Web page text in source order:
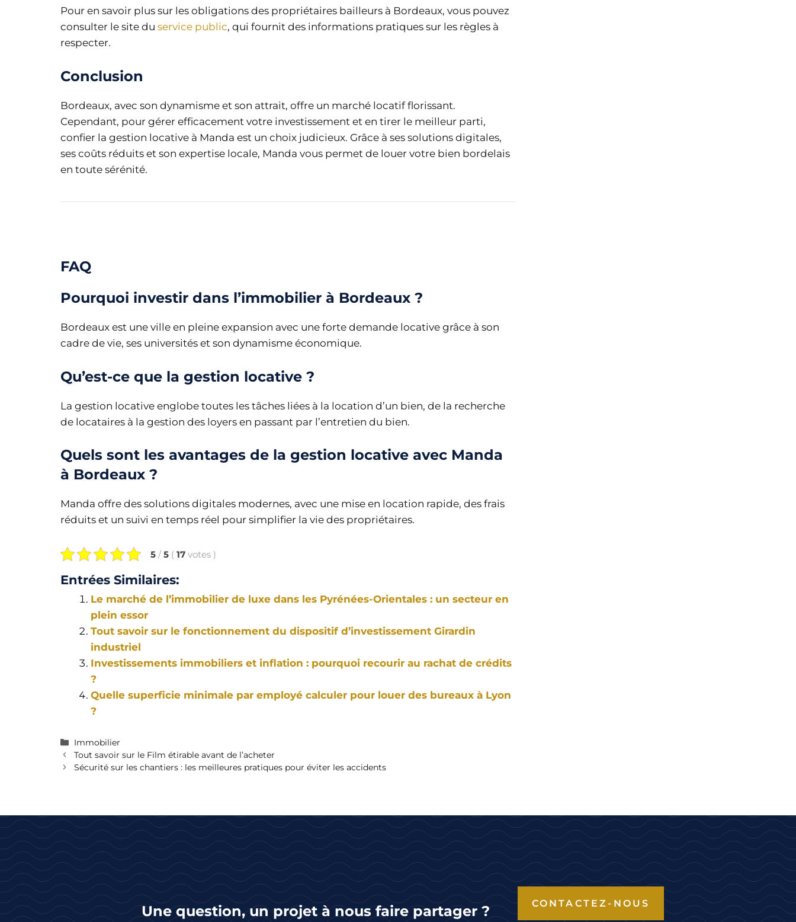
Pour en savoir plus sur les obligations des propriétaires bailleurs à Bordeaux, vous pouvez
consulter le site du service public, qui fournit des informations pratiques sur les règles à
respecter.
Conclusion
Bordeaux, avec son dynamisme et son attrait, offre un marché locatif florissant.
Cependant, pour gérer efficacement votre investissement et en tirer le meilleur parti,
confier la gestion locative à Manda est un choix judicieux. Grâce à ses solutions digitales,
ses coûts réduits et son expertise locale, Manda vous permet de louer votre bien bordelais
en toute sérénité.
FAQ
Pourquoi investir dans l’immobilier à Bordeaux ?
Bordeaux est une ville en pleine expansion avec une forte demande locative grâce à son
cadre de vie, ses universités et son dynamisme économique.
Qu’est-ce que la gestion locative ?
La gestion locative englobe toutes les tâches liées à la location d’un bien, de la recherche
de locataires à la gestion des loyers en passant par l’entretien du bien.
Quels sont les avantages de la gestion locative avec Manda
à Bordeaux ?
Manda offre des solutions digitales modernes, avec une mise en location rapide, des frais
réduits et un suivi en temps réel pour simplifier la vie des propriétaires.
5 / 5 ( 17 votes )
Entrées Similaires:
Le marché de l’immobilier de luxe dans les Pyrénées-Orientales : un secteur en
plein essor
Tout savoir sur le fonctionnement du dispositif d’investissement Girardin
industriel
Investissements immobiliers et inflation : pourquoi recourir au rachat de crédits
?
Quelle superficie minimale par employé calculer pour louer des bureaux à Lyon
?
Catégories
Immobilier
Navigation
des
Tout savoir sur le Film étirable avant de l’acheter
Sécurité sur les chantiers : les meilleures pratiques pour éviter les accidents
Une question, un projet à nous faire partager ? CONTACTEZ-NOUS